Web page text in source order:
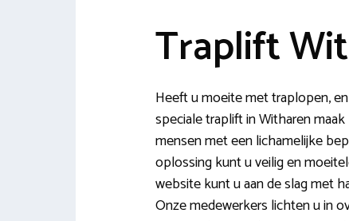
Traplift
Heeft u moeite met traplopen,
speciale traplift in Witharen
mensen met een lichamelijke
oplossing kunt u veilig en
website kunt u aan de slag met
Onze medewerkers lichten u in